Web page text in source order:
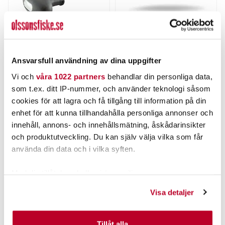
Ansvarsfull användning av dina uppgifter
Vi och våra 1022 partners behandlar din personliga data,
som t.ex. ditt IP-nummer, och använder teknologi såsom
cookies för att lagra och få tillgång till information på din
enhet för att kunna tillhandahålla personliga annonser och
innehåll, annons- och innehållsmätning, åskådarinsikter
och produktutveckling. Du kan själv välja vilka som får
använda din data och i vilka syften.
Identifiera din enhet genom att aktivt skanna den för
specifika kännetecken (fingeravtryck)
Visa detaljer
OKUMA
Nuvarande pris:
2 399,00 kr
1 699,00 kr
2 399,00 kr
1 ST
LÄGG I VARUKORGEN
STRIKE PRO
Nuvarande pris
139,00 kr
125,00 kr
139,00 kr
FINNS I LAGER.
LÄS MER
ANDRA TITTADE OCKSÅ PÅ